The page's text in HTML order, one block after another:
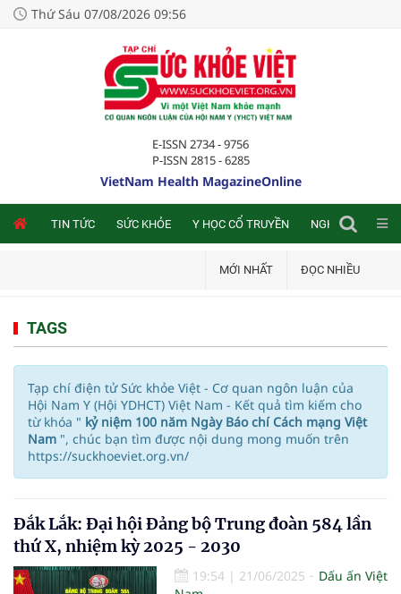
Thứ Sáu 07/08/2026 09:56
E-ISSN 2734 - 9756
P-ISSN 2815 - 6285
VietNam Health MagazineOnline
TIN TỨC SỨC KHỎE Y HỌC CỔ TRUYỀN NGHIÊN CỨU
MỚI NHẤT ĐỌC NHIỀU
TAGS
Tạp chí điện tử Sức khỏe Việt - Cơ quan ngôn luận của
Hội Nam Y (Hội YDHCT) Việt Nam - Kết quả tìm kiếm cho
từ khóa " kỷ niệm 100 năm Ngày Báo chí Cách mạng Việt
Nam ", chúc bạn tìm được nội dung mong muốn trên
https://suckhoeviet.org.vn/
Đắk Lắk: Đại hội Đảng bộ Trung đoàn 584 lần
thứ X, nhiệm kỳ 2025 - 2030
19:54 | 21/06/2025
Dấu ấn Việt